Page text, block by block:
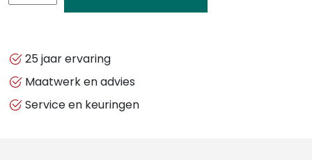
SET
-
FA8010900
aantal
25 jaar ervaring
Maatwerk en advies
Service en keuringen